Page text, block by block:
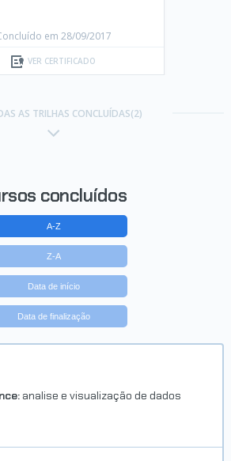
em 28/09/2017
VER CERTIFICADO
AS TRILHAS CONCLUÍDAS(2)
concluídos
A-Z
Z-A
Data de início
Data de finalização
analise e visualização de dados